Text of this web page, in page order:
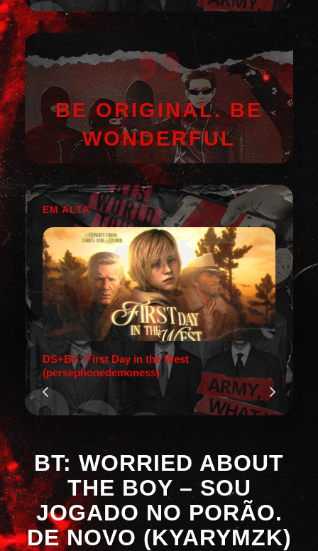
BE ORIGINAL. BE
WONDERFUL
EM ALTA
DS+BC: First Day in the West
(persephonedemoness)
BT: WORRIED ABOUT
THE BOY – SOU
JOGADO NO PORÃO.
DE NOVO (KYARYMZK)